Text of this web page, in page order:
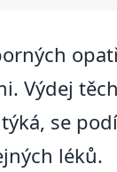
Výdej
se
léků.